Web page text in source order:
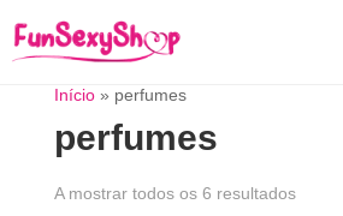
Início» perfumes
perfumes
A mostrar todos os 6 resultados